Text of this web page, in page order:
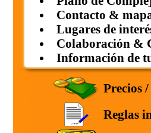
Contacto &
Lugares de
Colaboración &
Información de
Precios
Reglas